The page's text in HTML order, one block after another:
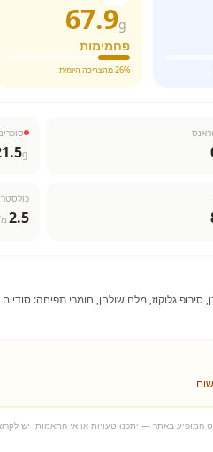
67.9g
פחמימות
26% מהצריכה היומית
g
2.5
המופיע באתר — יתכנו טעויות או אי התאמות. יש